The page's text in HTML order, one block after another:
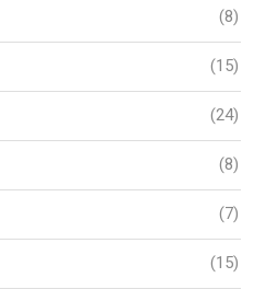
(8)
(15)
(24)
(8)
(7)
(15)